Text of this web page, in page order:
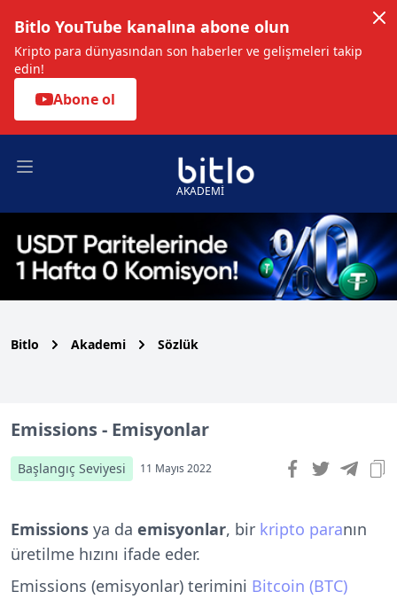
Bitlo YouTube kanalına abone olun
Kripto para dünyasından son haberler ve gelişmeleri takip
edin!
Abone ol
Open main menu
AKADEMİ
Bitlo Akademi Sözlük
Emissions - Emisyonlar
Başlangıç Seviyesi 11 Mayıs 2022
Emissions ya da emisyonlar, bir kripto paranın
üretilme hızını ifade eder.
Emissions (emisyonlar) terimini Bitcoin (BTC)